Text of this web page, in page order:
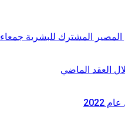
المصير المشترك للبشرية جمعاء
العقد الماضي